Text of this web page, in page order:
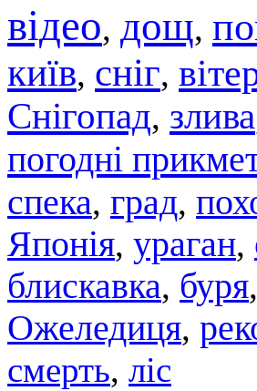
відео, дощ,
київ, сніг,
Снігопад, злива
погодні
спека, град,
Японія, ураган,
блискавка, буря,
Ожеледиця,
смерть, ліс